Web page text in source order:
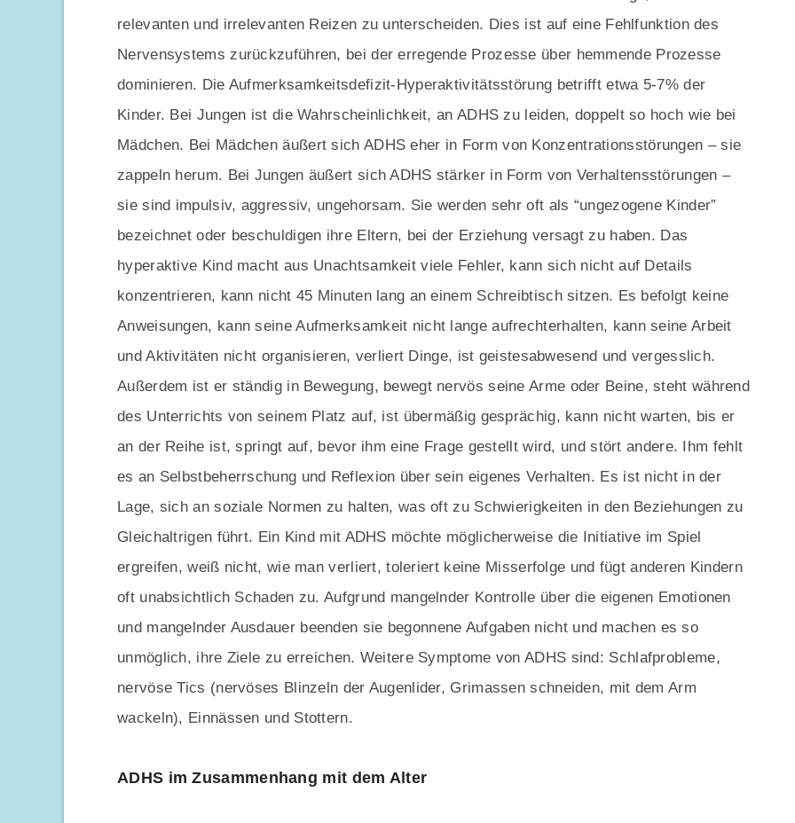
relevanten und irrelevanten Reizen zu unterscheiden. Dies ist auf eine Fehlfunktion des
Nervensystems zurückzuführen, bei der erregende Prozesse über hemmende Prozesse
dominieren. Die Aufmerksamkeitsdefizit-Hyperaktivitätsstörung betrifft etwa 5-7% der
Kinder. Bei Jungen ist die Wahrscheinlichkeit, an ADHS zu leiden, doppelt so hoch wie bei
Mädchen. Bei Mädchen äußert sich ADHS eher in Form von Konzentrationsstörungen – sie
zappeln herum. Bei Jungen äußert sich ADHS stärker in Form von Verhaltensstörungen –
sie sind impulsiv, aggressiv, ungehorsam. Sie werden sehr oft als “ungezogene Kinder”
bezeichnet oder beschuldigen ihre Eltern, bei der Erziehung versagt zu haben. Das
hyperaktive Kind macht aus Unachtsamkeit viele Fehler, kann sich nicht auf Details
konzentrieren, kann nicht 45 Minuten lang an einem Schreibtisch sitzen. Es befolgt keine
Anweisungen, kann seine Aufmerksamkeit nicht lange aufrechterhalten, kann seine Arbeit
und Aktivitäten nicht organisieren, verliert Dinge, ist geistesabwesend und vergesslich.
Außerdem ist er ständig in Bewegung, bewegt nervös seine Arme oder Beine, steht während
des Unterrichts von seinem Platz auf, ist übermäßig gesprächig, kann nicht warten, bis er
an der Reihe ist, springt auf, bevor ihm eine Frage gestellt wird, und stört andere. Ihm fehlt
es an Selbstbeherrschung und Reflexion über sein eigenes Verhalten. Es ist nicht in der
Lage, sich an soziale Normen zu halten, was oft zu Schwierigkeiten in den Beziehungen zu
Gleichaltrigen führt. Ein Kind mit ADHS möchte möglicherweise die Initiative im Spiel
ergreifen, weiß nicht, wie man verliert, toleriert keine Misserfolge und fügt anderen Kindern
oft unabsichtlich Schaden zu. Aufgrund mangelnder Kontrolle über die eigenen Emotionen
und mangelnder Ausdauer beenden sie begonnene Aufgaben nicht und machen es so
unmöglich, ihre Ziele zu erreichen. Weitere Symptome von ADHS sind: Schlafprobleme,
nervöse Tics (nervöses Blinzeln der Augenlider, Grimassen schneiden, mit dem Arm
wackeln), Einnässen und Stottern.
ADHS im Zusammenhang mit dem Alter